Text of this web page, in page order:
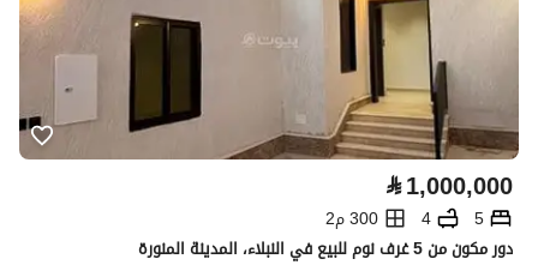
⃁1,000,000
5
4
300 م2
دور مكون من 5 غرف نوم للبيع في النبلاء، المدينة المنورة